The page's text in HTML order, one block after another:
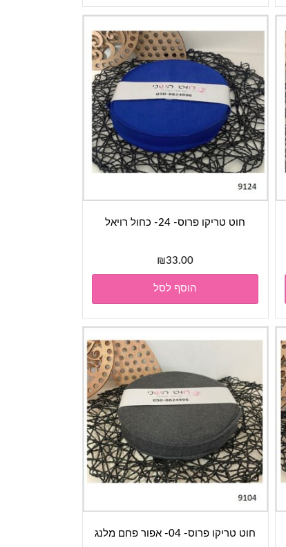
חוט טריקו פרוס- 24- כחול רויאל
₪33.00
הוסף לסל
חוט טריקו פרוס- 04- אפור פחם מלנג